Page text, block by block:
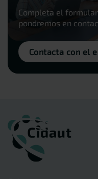
Completa el
pondremos en
Contacta con el